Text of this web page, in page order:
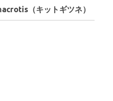
（キットギツネ）